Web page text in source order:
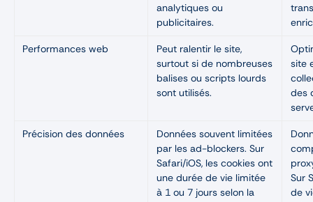
analytiques ou
publicitaires.
Performances web
Peut ralentir le site,
surtout si de nombreuses
balises ou scripts lourds
sont utilisés.
site
des
Précision des données
Données souvent limitées
par les ad-blockers. Sur
Safari/iOS, les cookies ont
une durée de vie limitée
à 1 ou 7 jours selon la
Sur
de